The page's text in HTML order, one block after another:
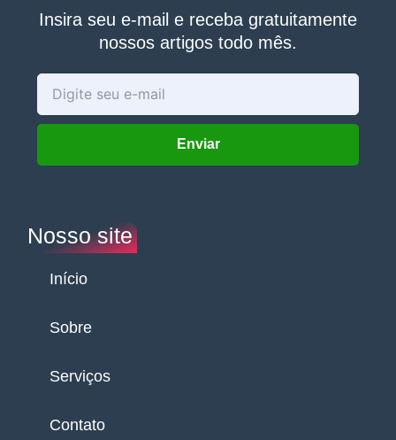
-
f
Insira seu e-mail e receba gratuitamente
nossos artigos todo mês.
your
email
Enviar
Nosso site
Início
Sobre
Serviços
Contato